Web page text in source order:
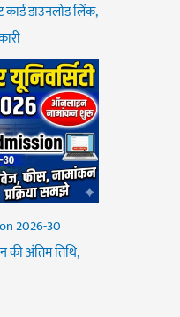
कार्ड डाउनलोड लिंक,
2026-30
अंतिम तिथि,